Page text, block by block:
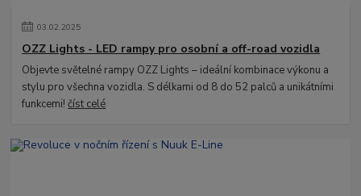
03.02.2025
OZZ Lights - LED rampy pro osobní a off-road vozidla
Objevte světelné rampy OZZ Lights – ideální kombinace výkonu a
stylu pro všechna vozidla. S délkami od 8 do 52 palců a unikátními
funkcemi!číst celé